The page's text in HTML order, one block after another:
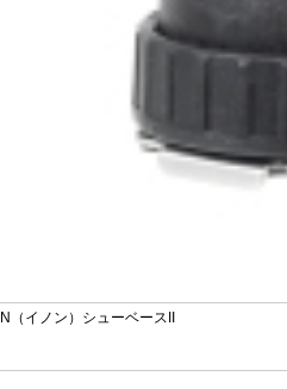
（イノン）シューベースII